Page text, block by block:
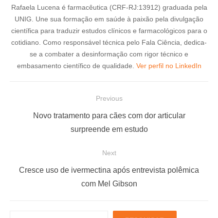
Rafaela Lucena é farmacêutica (CRF-RJ:13912) graduada pela
UNIG. Une sua formação em saúde à paixão pela divulgação
científica para traduzir estudos clínicos e farmacológicos para o
cotidiano. Como responsável técnica pelo Fala Ciência, dedica-
se a combater a desinformação com rigor técnico e
embasamento científico de qualidade. Ver perfil no LinkedIn
Previous
Novo tratamento para cães com dor articular
surpreende em estudo
Next
NCresce uso de ivermectina após entrevista polêmica
com Mel Gibson